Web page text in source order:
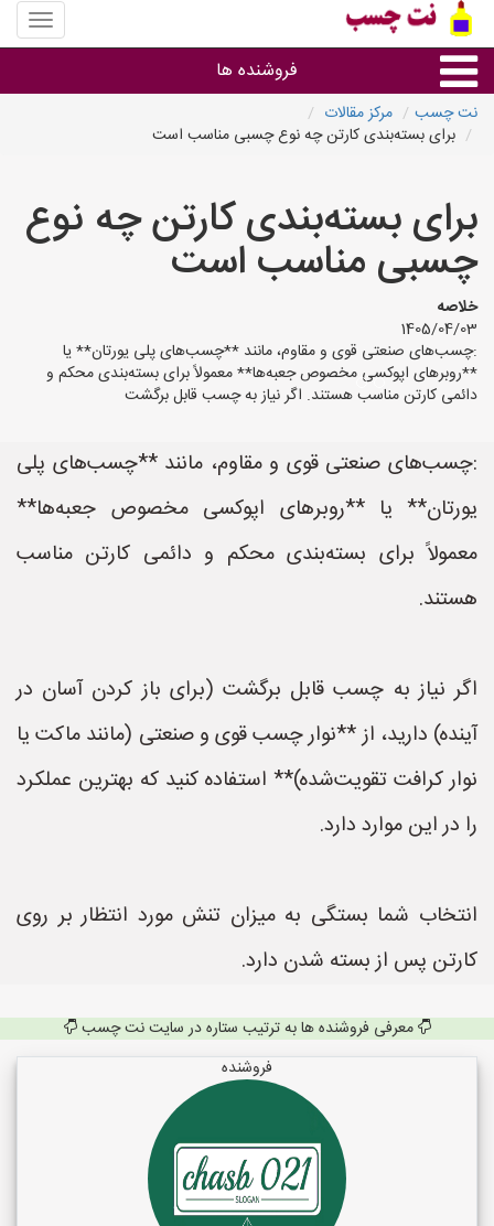
منوی
سایت
چسب
فروشنده ها
گروه ها
استان ها
نت چسب
مرکز مقالات
برای بسته‌بندی کارتن چه نوع چسبی مناسب است
برای بسته‌بندی کارتن چه نوع
چسبی مناسب است
خلاصه
1405/04/03
:چسب‌های صنعتی قوی و مقاوم، مانند **چسب‌های پلی یورتان** یا
**روبرهای اپوکسی مخصوص جعبه‌ها** معمولاً برای بسته‌بندی محکم و
دائمی کارتن مناسب هستند. اگر نیاز به چسب قابل برگشت
:چسب‌های صنعتی قوی و مقاوم، مانند **چسب‌های پلی
یورتان** یا **روبرهای اپوکسی مخصوص جعبه‌ها**
معمولاً برای بسته‌بندی محکم و دائمی کارتن مناسب
هستند.
اگر نیاز به چسب قابل برگشت (برای باز کردن آسان در
آینده) دارید، از **نوار چسب قوی و صنعتی (مانند ماکت یا
نوار کرافت تقویت‌شده)** استفاده کنید که بهترین عملکرد
را در این موارد دارد.
انتخاب شما بستگی به میزان تنش مورد انتظار بر روی
کارتن پس از بسته شدن دارد.
معرفی فروشنده ها به ترتیب ستاره در سایت نت چسب
فروشنده